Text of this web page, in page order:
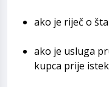
ako je riječ o
ako je usluga
kupca prije